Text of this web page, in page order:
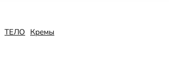
ТЕЛО Кремы